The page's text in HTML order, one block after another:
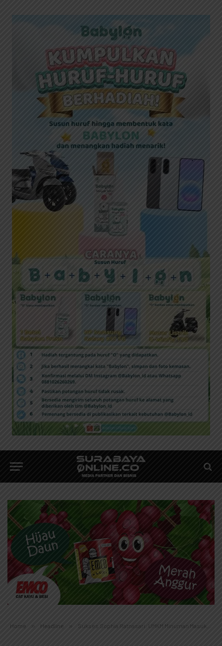
Home » Headline » Sukses Sophia Ratnasari: UMKM Minuman Masuk Pasar Hong Kong